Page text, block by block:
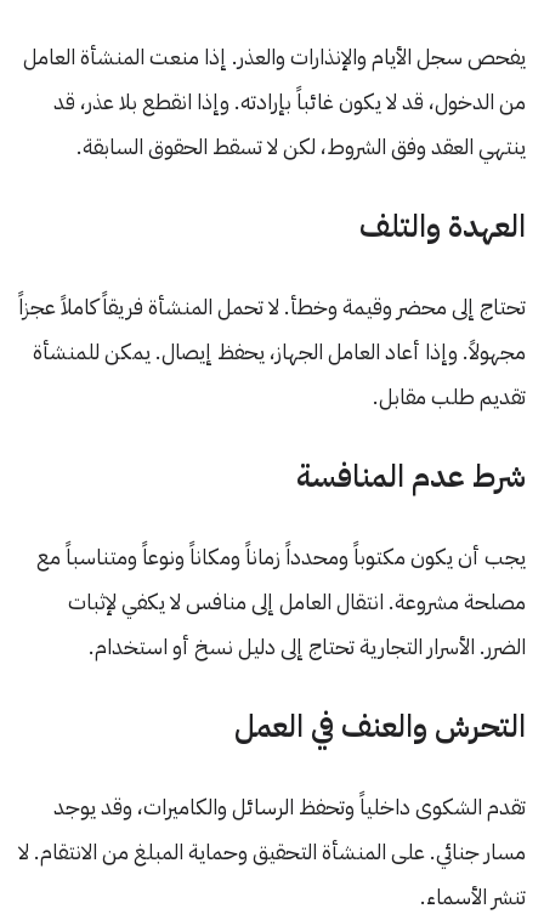
يفحص سجل الأيام والإنذارات والعذر. إذا منعت المنشأة العامل
من الدخول، قد لا يكون غائباً بإرادته. وإذا انقطع بلا عذر، قد
ينتهي العقد وفق الشروط، لكن لا تسقط الحقوق السابقة.
العهدة والتلف
تحتاج إلى محضر وقيمة وخطأ. لا تحمل المنشأة فريقاً كاملاً عجزاً
مجهولاً. وإذا أعاد العامل الجهاز، يحفظ إيصال. يمكن للمنشأة
تقديم طلب مقابل.
شرط عدم المنافسة
يجب أن يكون مكتوباً ومحدداً زماناً ومكاناً ونوعاً ومتناسباً مع
مصلحة مشروعة. انتقال العامل إلى منافس لا يكفي لإثبات
الضرر. الأسرار التجارية تحتاج إلى دليل نسخ أو استخدام.
التحرش والعنف في العمل
تقدم الشكوى داخلياً وتحفظ الرسائل والكاميرات، وقد يوجد
مسار جنائي. على المنشأة التحقيق وحماية المبلغ من الانتقام. لا
تنشر الأسماء.